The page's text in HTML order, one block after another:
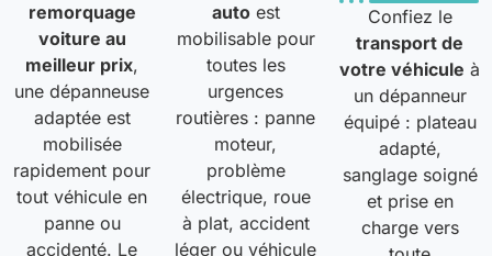
remorquage
voiture au
meilleur prix,
une dépanneuse
adaptée est
mobilisée
rapidement pour
tout véhicule en
panne ou
accidenté. Le
autoest
mobilisable pour
toutes les
urgences
routières : panne
moteur,
problème
électrique, roue
à plat, accident
léger ou véhicule
Confiez le
transport de
votre véhicule à
un dépanneur
équipé : plateau
adapté,
sanglage soigné
et prise en
charge vers